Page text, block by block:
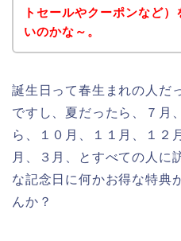
トセールやクーポンなど
いのかな～。
誕生日って春生まれの人だ
ですし、夏だったら、７月
ら、１０月、１１月、１２
月、３月、とすべての人に
な記念日に何かお得な特典
んか？